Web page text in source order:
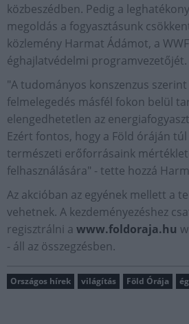
közbeszédben. Pedig a
megoldás a fogyasztásunk
közlemény Harmat Ádámot, a
éghajlatvédelmi programvezetőjét.
"A tudományos konszenzus
felmelegedés másfél fokon belül
elengedhetetlen az
Ezért fontos, hogy a Föld óráján
természeti erőforrásaink
felhasználására" - tette hozzá
Az akcióban az egyének mellett a
vehetnek. A kezdeményezéshez
regisztrálni a www.foldoraja.hu
- áll az összegzésben.
Országos hírek világítás Föld Órája